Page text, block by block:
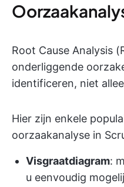
Root Cause Analysis
onderliggende
identificeren, niet
Hier zijn enkele
oorzaakanalyse in
Visgraatdiagram:
u eenvoudig